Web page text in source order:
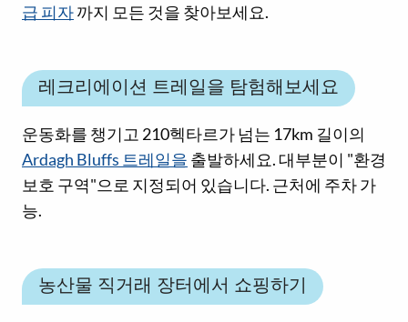
급 피자까지 모든 것을 찾아보세요.
레크리에이션 트레일을 탐험해보세요
운동화를 챙기고 210헥타르가 넘는 17km 길이의
Ardagh Bluffs 트레일을 출발하세요. 대부분이 "환경
보호 구역"으로 지정되어 있습니다. 근처에 주차 가
능.
농산물 직거래 장터에서 쇼핑하기